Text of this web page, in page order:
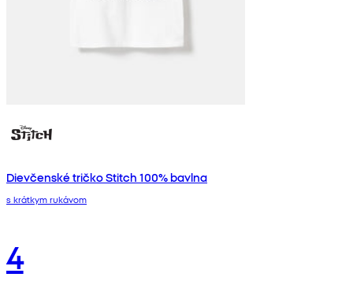
Dievčenské tričko Stitch 100% bavlna
s krátkym rukávom
4